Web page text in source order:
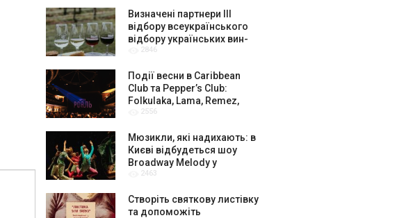
Визначені партнери ІІІ
відбору всеукраїнського
відбору українських вин-
амбасадорів
2846
Події весни в Caribbean
Club та Pepper’s Club:
Folkulaka, Lama, Remez,
вар’єте «Рояль» і триб’ют-
2556
Мюзикли, які надихають: в
Києві відбудеться шоу
Broadway Melody у
виконанні юних артистів
2463
Створіть святкову листівку
та допоможіть